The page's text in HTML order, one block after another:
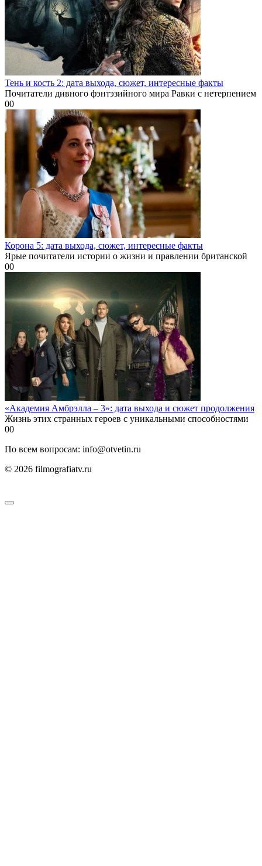
Тень и кость 2: дата выхода, сюжет, интересные факты
Почитатели дивного фэнтэзийного мира Равки с нетерпением
00
Корона 5: дата выхода, сюжет, интересные факты
Ярые почитатели истории о жизни и правлении британской
00
«Академия Амбрэлла – 3»: дата выхода и сюжет продолжения
Жизнь этих странных героев с уникальными способностями
00
По всем вопросам: info@otvetin.ru
© 2026 filmografiatv.ru